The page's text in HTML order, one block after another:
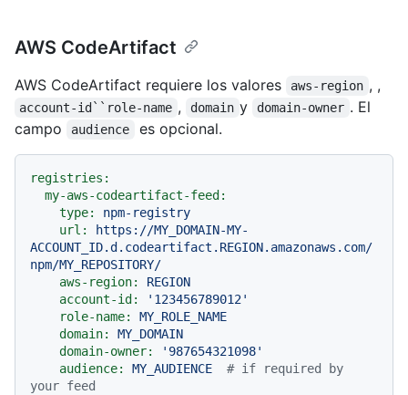
AWS CodeArtifact
AWS CodeArtifact requiere los valores aws-region , ,
account-id``role-name , domain y domain-owner . El
campo
audience es opcional.
registries:
my-aws-codeartifact-feed:
type:
npm-registry
url:
https://MY_DOMAIN-MY-
ACCOUNT_ID.d.codeartifact.REGION.amazonaws.com/
npm/MY_REPOSITORY/
aws-region:
REGION
account-id:
'123456789012'
role-name:
MY_ROLE_NAME
domain:
MY_DOMAIN
domain-owner:
'987654321098'
audience:
MY_AUDIENCE
# if required by
your feed